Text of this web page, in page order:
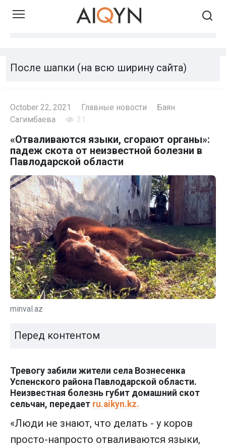
Skip
После шапки (на всю ширину сайта)
October 22, 2021 Главные новости
Баян
Сагимбаева
31
«Отваливаются языки, сгорают органы»:
падеж скота от неизвестной болезни в
Павлодарской области
minval.az
Перед контентом
Тревогу забили жители села Вознесенка
Успенского района Павлодарской области.
Неизвестная болезнь губит домашний скот
сельчан, передает ru.aikyn.kz.
«Люди не знают, что делать - у коров
просто-напросто отваливаются языки,